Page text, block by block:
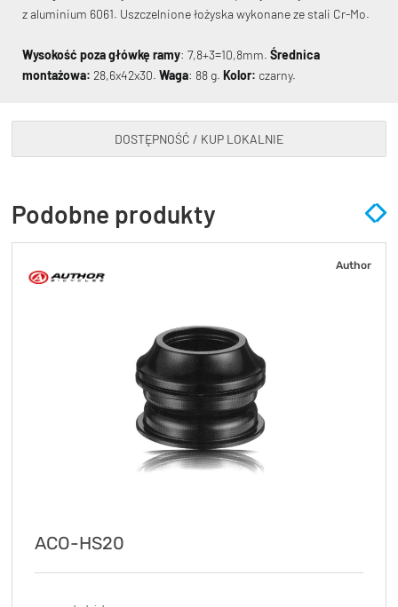
KryptoFlex Key Cable
z aluminium 6061. Uszczelnione łożyska wykonane ze stali Cr-Mo.
Wysokość poza główkę ramy: 7,8+3=10,8mm. Średnica
montażowa: 28,6x42x30. Waga: 88 g. Kolor: czarny.
DOSTĘPNOŚĆ / KUP LOKALNIE
Podobne produkty
Author
ACO-HS20